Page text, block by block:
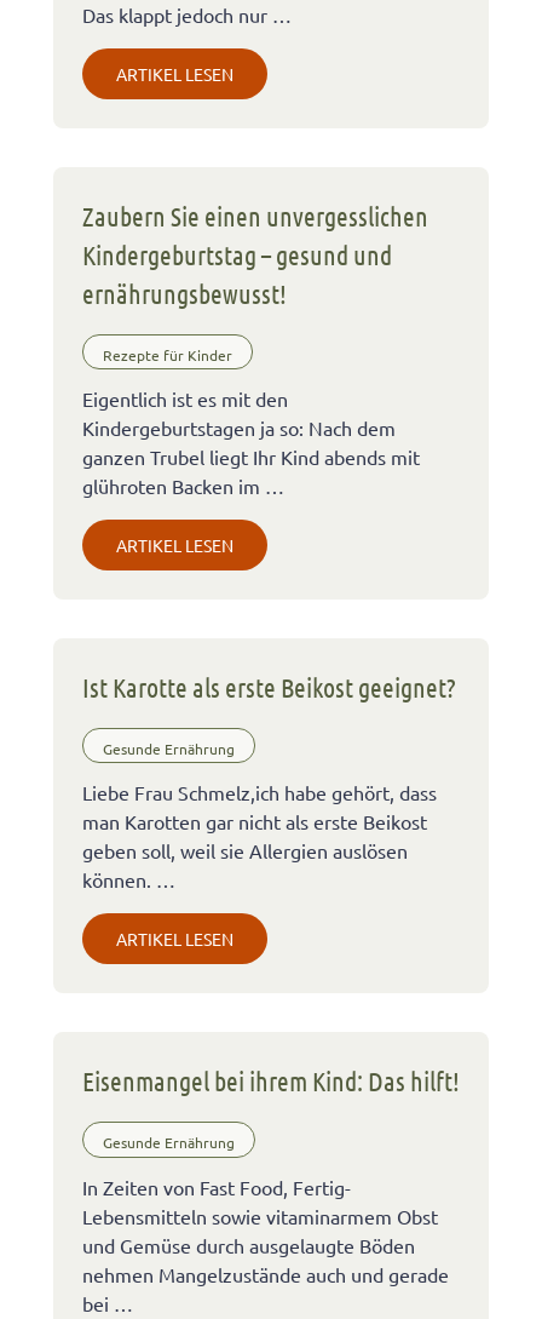
Das klappt jedoch nur …
ARTIKEL LESEN
Zaubern Sie einen unvergesslichen
Kindergeburtstag – gesund und
ernährungsbewusst!
Rezepte für Kinder
Eigentlich ist es mit den
Kindergeburtstagen ja so: Nach dem
ganzen Trubel liegt Ihr Kind abends mit
glühroten Backen im …
ARTIKEL LESEN
Ist Karotte als erste Beikost geeignet?
Gesunde Ernährung
Liebe Frau Schmelz,ich habe gehört, dass
man Karotten gar nicht als erste Beikost
geben soll, weil sie Allergien auslösen
können. …
ARTIKEL LESEN
Eisenmangel bei ihrem Kind: Das hilft!
Gesunde Ernährung
In Zeiten von Fast Food, Fertig-
Lebensmitteln sowie vitaminarmem Obst
und Gemüse durch ausgelaugte Böden
nehmen Mangelzustände auch und gerade
bei …